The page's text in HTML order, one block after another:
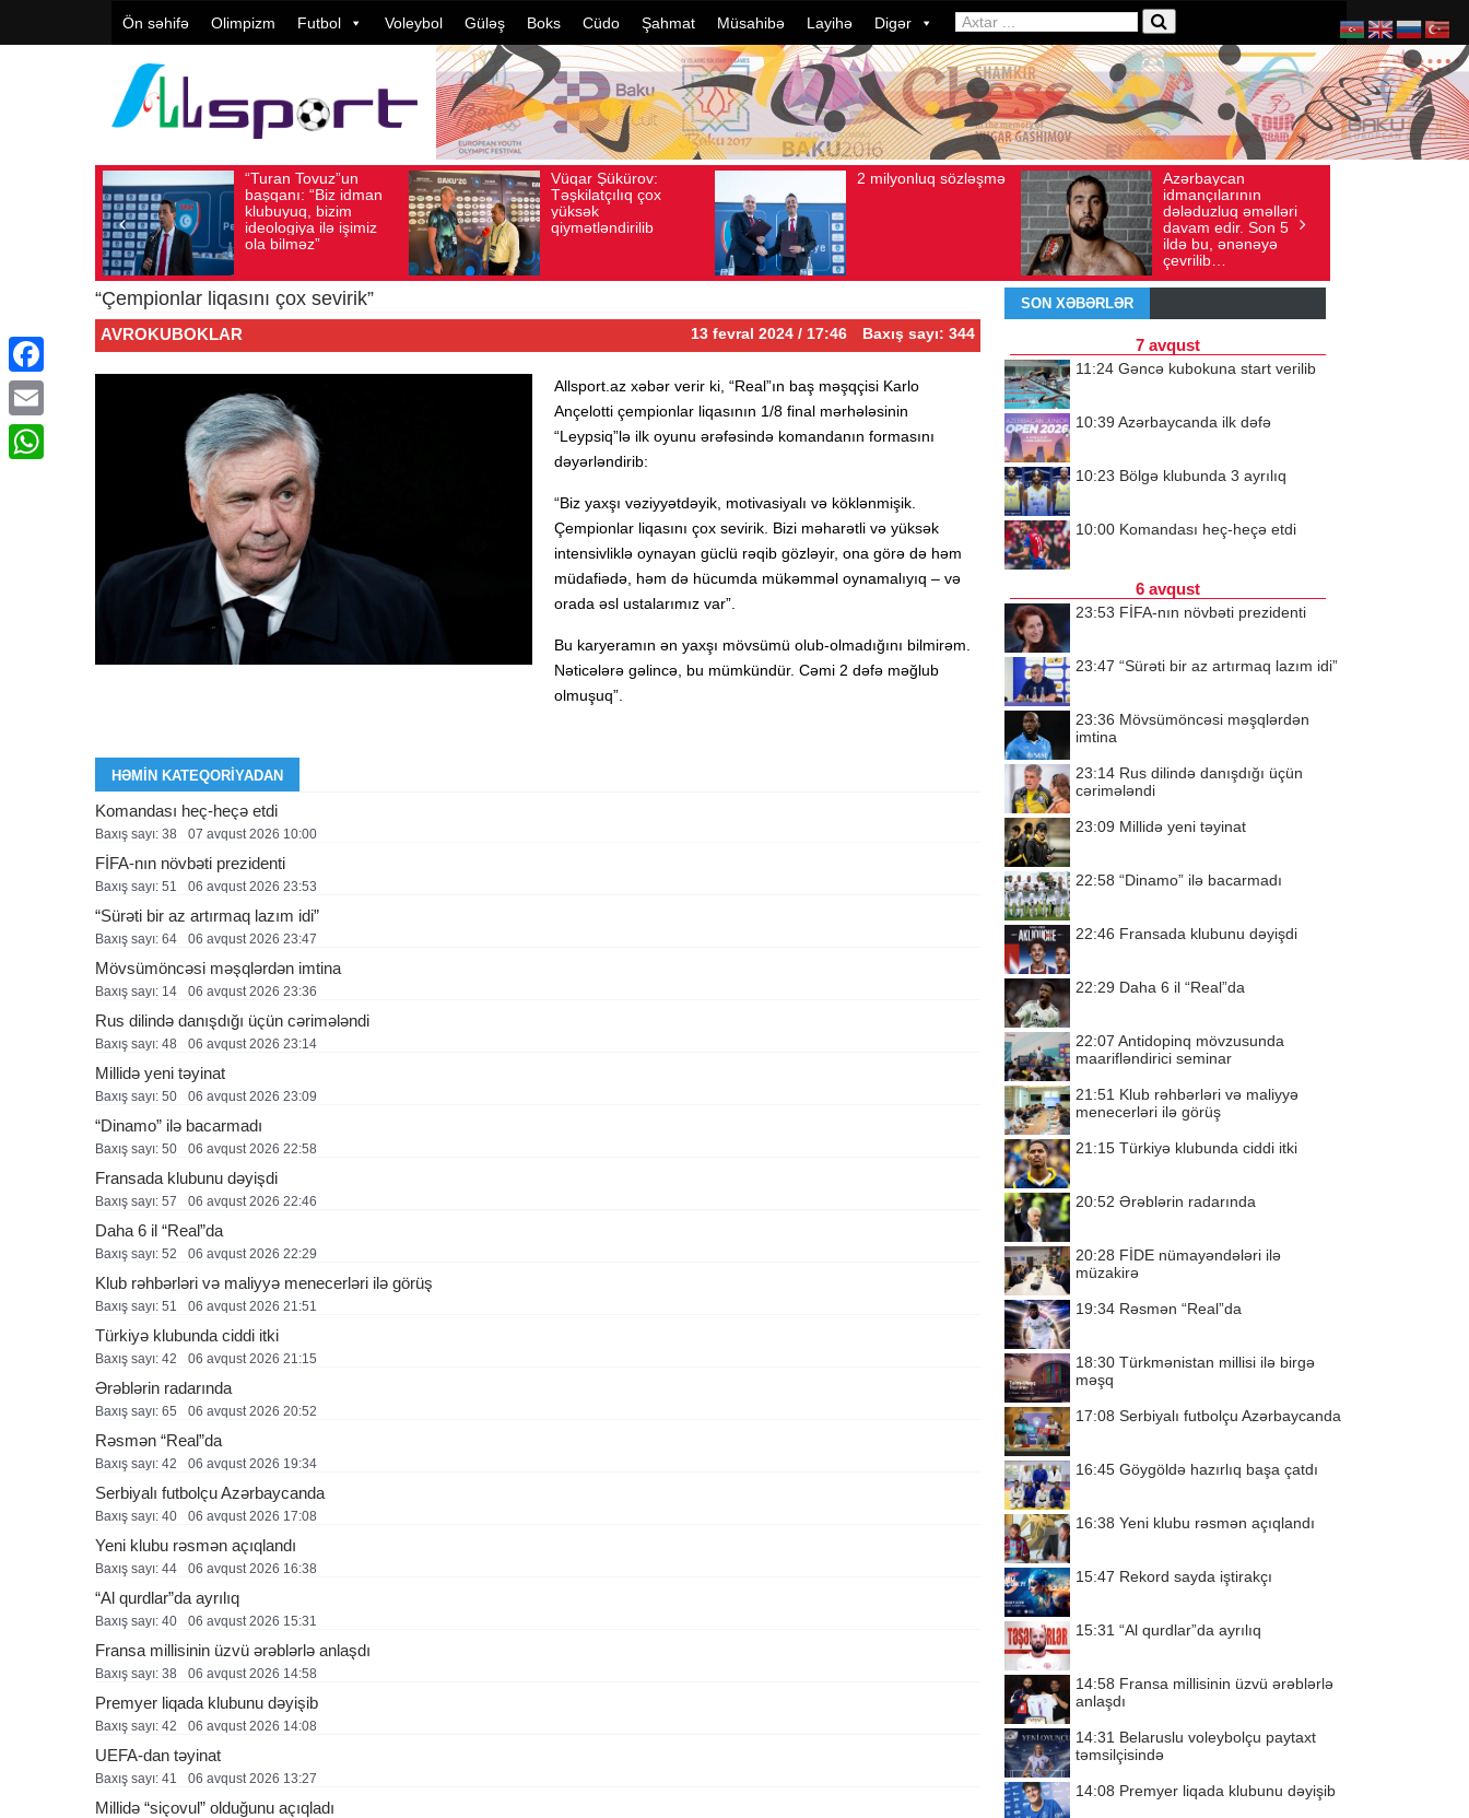
Ön səhifə Olimpizm Futbol Voleybol Güləş Boks Cüdo Şahmat Müsahibə Layihə Digər
“Turan Tovuz”un
başqanı: “Biz idman
klubuyuq, bizim
ideologiya ilə işimiz
ola bilməz”
Baxış sayı: 190
Vüqar Şükürov:
Təşkilatçılıq çox
yüksək
qiymətləndirilib
Baxış sayı: 106
Avqust 05, 2026 2 milyonluq sözləşmə
Baxış sayı: 80
Azərbaycan
idmançılarının
dələduzluq əməlləri
davam edir. Son 5
ildə bu, ənənəyə
çevrilib…
Baxış sayı: 136
Avqust 04, 2026
“Çempionlar liqasını çox sevirik”
AVROKUBOKLAR 13 fevral 2024 / 17:46 Baxış sayı: 344
Allsport.az xəbər verir ki, “Real”ın baş məşqçisi Karlo
Ançelotti çempionlar liqasının 1/8 final mərhələsinin
“Leypsiq”lə ilk oyunu ərəfəsində komandanın formasını
dəyərləndirib:
“Biz yaxşı vəziyyətdəyik, motivasiyalı və köklənmişik.
Çempionlar liqasını çox sevirik. Bizi məharətli və yüksək
intensivliklə oynayan güclü rəqib gözləyir, ona görə də həm
müdafiədə, həm də hücumda mükəmməl oynamalıyıq – və
orada əsl ustalarımız var”.
Bu karyeramın ən yaxşı mövsümü olub-olmadığını bilmirəm.
Nəticələrə gəlincə, bu mümkündür. Cəmi 2 dəfə məğlub
olmuşuq”.
HƏMIN KATEQORIYADAN
Komandası heç-heçə etdi
Baxış sayı: 38 07 avqust 2026 10:00
FİFA-nın növbəti prezidenti
Baxış sayı: 51 06 avqust 2026 23:53
“Sürəti bir az artırmaq lazım idi”
Baxış sayı: 64 06 avqust 2026 23:47
Mövsümöncəsi məşqlərdən imtina
Baxış sayı: 14 06 avqust 2026 23:36
Rus dilində danışdığı üçün cərimələndi
Baxış sayı: 48 06 avqust 2026 23:14
Millidə yeni təyinat
Baxış sayı: 50 06 avqust 2026 23:09
“Dinamo” ilə bacarmadı
Baxış sayı: 50 06 avqust 2026 22:58
Fransada klubunu dəyişdi
Baxış sayı: 57 06 avqust 2026 22:46
Daha 6 il “Real”da
Baxış sayı: 52 06 avqust 2026 22:29
Klub rəhbərləri və maliyyə menecerləri ilə görüş
Baxış sayı: 51 06 avqust 2026 21:51
Türkiyə klubunda ciddi itki
Baxış sayı: 42 06 avqust 2026 21:15
Ərəblərin radarında
Baxış sayı: 65 06 avqust 2026 20:52
Rəsmən “Real”da
Baxış sayı: 42 06 avqust 2026 19:34
Serbiyalı futbolçu Azərbaycanda
Baxış sayı: 40 06 avqust 2026 17:08
Yeni klubu rəsmən açıqlandı
Baxış sayı: 44 06 avqust 2026 16:38
“Al qurdlar”da ayrılıq
Baxış sayı: 40 06 avqust 2026 15:31
Fransa millisinin üzvü ərəblərlə anlaşdı
Baxış sayı: 38 06 avqust 2026 14:58
Premyer liqada klubunu dəyişib
Baxış sayı: 42 06 avqust 2026 14:08
UEFA-dan təyinat
Baxış sayı: 41 06 avqust 2026 13:27
Millidə “siçovul” olduğunu açıqladı
SON XƏBƏRLƏR
7 avqust
11:24 Gəncə kubokuna start verilib
10:39 Azərbaycanda ilk dəfə
10:23 Bölgə klubunda 3 ayrılıq
10:00 Komandası heç-heçə etdi
6 avqust
23:53 FİFA-nın növbəti prezidenti
23:47 “Sürəti bir az artırmaq lazım idi”
23:36 Mövsümöncəsi məşqlərdən
imtina
23:14 Rus dilində danışdığı üçün
cərimələndi
23:09 Millidə yeni təyinat
22:58 “Dinamo” ilə bacarmadı
22:46 Fransada klubunu dəyişdi
22:29 Daha 6 il “Real”da
22:07 Antidopinq mövzusunda
maarifləndirici seminar
21:51 Klub rəhbərləri və maliyyə
menecerləri ilə görüş
21:15 Türkiyə klubunda ciddi itki
20:52 Ərəblərin radarında
20:28 FİDE nümayəndələri ilə
müzakirə
19:34 Rəsmən “Real”da
18:30 Türkmənistan millisi ilə birgə
məşq
17:08 Serbiyalı futbolçu Azərbaycanda
16:45 Göygöldə hazırlıq başa çatdı
16:38 Yeni klubu rəsmən açıqlandı
15:47 Rekord sayda iştirakçı
15:31 “Al qurdlar”da ayrılıq
14:58 Fransa millisinin üzvü ərəblərlə
anlaşdı
14:31 Belaruslu voleybolçu paytaxt
təmsilçisində
14:08 Premyer liqada klubunu dəyişib
Facebook
Email